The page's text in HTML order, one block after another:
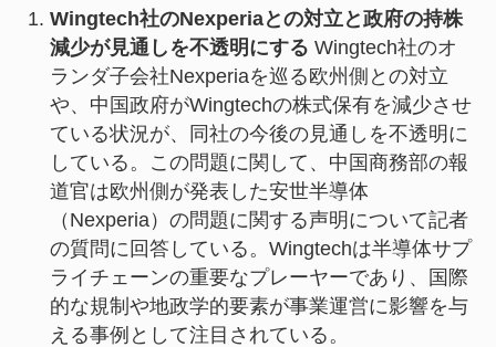
Wingtech社のNexperiaとの対立と政府の持株
減少が見通しを不透明にする Wingtech社のオ
ランダ子会社Nexperiaを巡る欧州側との対立
や、中国政府がWingtechの株式保有を減少させ
ている状況が、同社の今後の見通しを不透明に
している。この問題に関して、中国商務部の報
道官は欧州側が発表した安世半導体
（Nexperia）の問題に関する声明について記者
の質問に回答している。Wingtechは半導体サプ
ライチェーンの重要なプレーヤーであり、国際
的な規制や地政学的要素が事業運営に影響を与
える事例として注目されている。